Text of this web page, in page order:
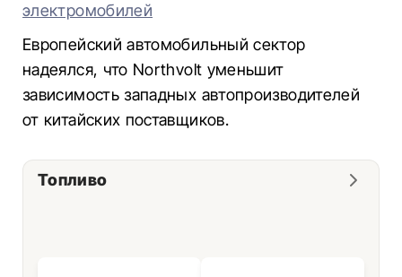
электромобилей
Европейский автомобильный сектор
надеялся, что Northvolt уменьшит
зависимость западных автопроизводителей
от китайских поставщиков.
Топливо